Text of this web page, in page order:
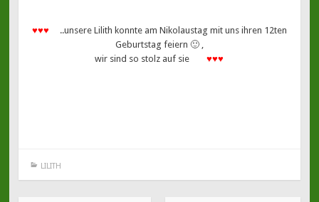
♥♥♥
..unsere Lilith konnte am Nikolaustag mit uns ihren 12ten
Geburtstag feiern 🙂 ,
wir sind so stolz auf sie♥♥♥
LILITH